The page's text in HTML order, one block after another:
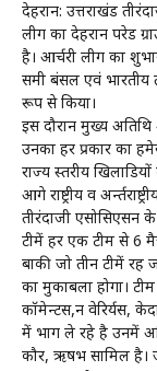
देहरादून: उत्तराखंड
लीग का देहरादून परेड
है। आर्चरी लीग का
समी बंसल एवं भारतीय
रूप से किया।
इस दौरान मुख्य
उनका हर प्रकार का
राज्य स्तरीय
आगे राष्ट्रीय व
तीरंदाजी एसोसिएसन
टीमें हर एक टीम से 6
बाकी जो तीन टीमें रह
का मुकाबला होगा।
कॉमेन्टस,दून वेरिर्यस,
में भाग ले रहे है उनमें
कौर, ऋषभ सामिल है।